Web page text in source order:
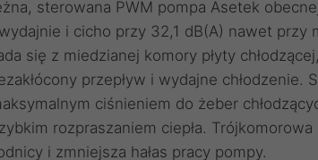
sterowana PWM pompa Asetek
i cicho przy 32,1 dB(A) nawet przy
się z miedzianej komory płyty
przepływ i wydajne chłodzenie.
ciśnieniem do żeber
rozpraszaniem ciepła.
i zmniejsza hałas pracy pompy.